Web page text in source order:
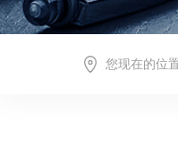
您现在的位